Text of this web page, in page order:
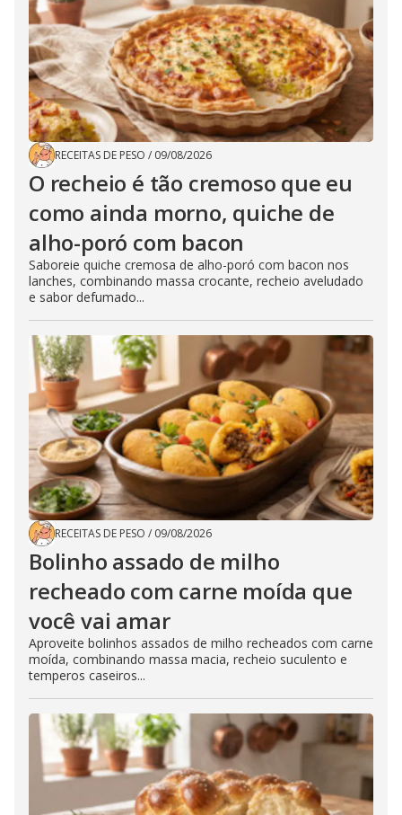
RECEITAS DE PESO / 09/08/2026
O recheio é tão cremoso que eu
como ainda morno, quiche de
alho-poró com bacon
Saboreie quiche cremosa de alho-poró com bacon nos
lanches, combinando massa crocante, recheio aveludado
e sabor defumado...
RECEITAS DE PESO / 09/08/2026
Bolinho assado de milho
recheado com carne moída que
você vai amar
Aproveite bolinhos assados de milho recheados com carne
moída, combinando massa macia, recheio suculento e
temperos caseiros...